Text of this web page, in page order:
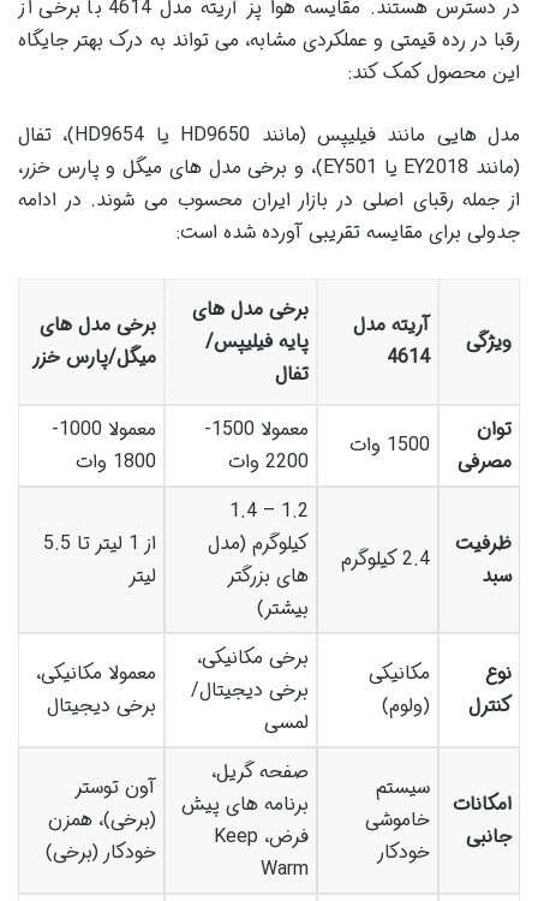
در دسترس هستند. مقایسه هوا پز آریته مدل 4614 با برخی از
رقبا در رده قیمتی و عملکردی مشابه، می تواند به درک بهتر جایگاه
این محصول کمک کند:
مدل هایی مانند فیلیپس (مانند HD9650 یا HD9654)، تفال
(مانند EY2018 یا EY501)، و برخی مدل های میگل و پارس خزر،
از جمله رقبای اصلی در بازار ایران محسوب می شوند. در ادامه
جدولی برای مقایسه تقریبی آورده شده است:
ویژگی
آریته مدل
4614
برخی مدل های
پایه فیلیپس/
تفال
برخی مدل های
میگل/پارس خزر
توان
مصرفی
1500 وات
معمولا 1500-
2200 وات
معمولا 1000-
1800 وات
ظرفیت
سبد
2.4 کیلوگرم
1.2 – 1.4
کیلوگرم (مدل
های بزرگتر
بیشتر)
از 1 لیتر تا 5.5
لیتر
نوع
کنترل
مکانیکی
(ولوم)
برخی مکانیکی،
برخی دیجیتال/
لمسی
معمولا مکانیکی،
برخی دیجیتال
امکانات
جانبی
سیستم
خاموشی
خودکار
صفحه گریل،
برنامه های پیش
فرض، Keep
Warm
آون توستر
(برخی)، همزن
خودکار (برخی)